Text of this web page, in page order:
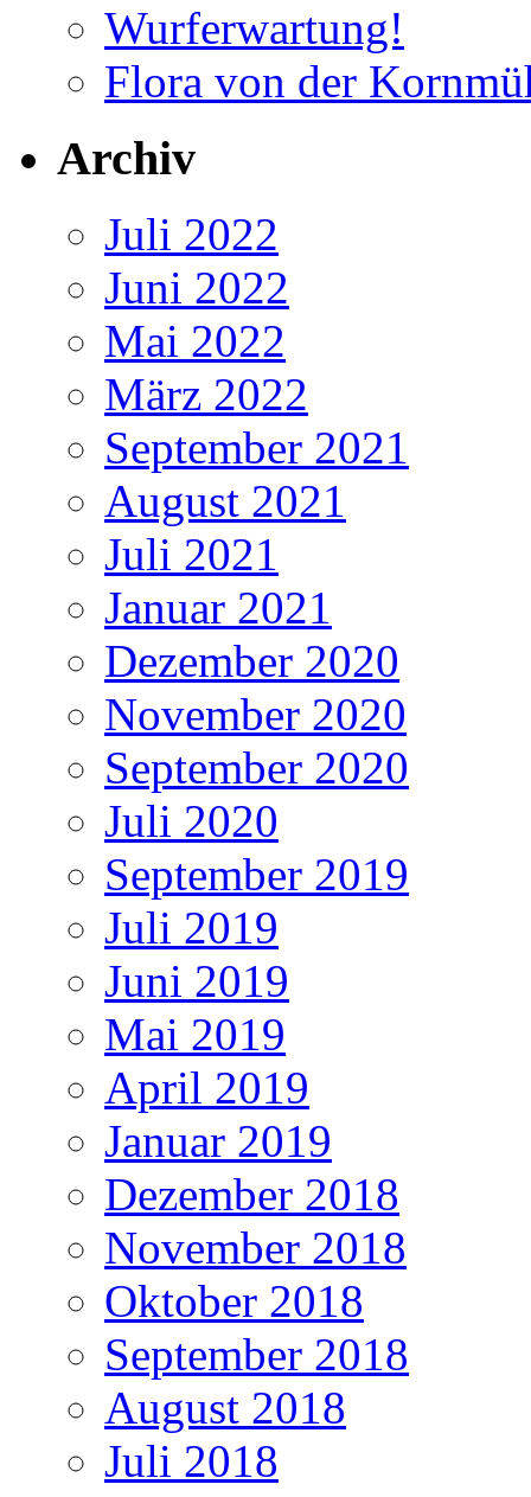
Wurferwartung!
Flora von der
Archiv
Juli 2022
Juni 2022
Mai 2022
März 2022
September 2021
August 2021
Juli 2021
Januar 2021
Dezember 2020
November 2020
September 2020
Juli 2020
September 2019
Juli 2019
Juni 2019
Mai 2019
April 2019
Januar 2019
Dezember 2018
November 2018
Oktober 2018
September 2018
August 2018
Juli 2018